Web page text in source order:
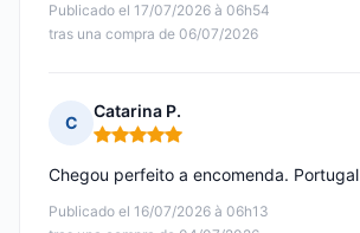
Publicado el 17/07/2026 à 06h54
tras una compra de 06/07/2026
C
Catarina P.
Nota: 5 de 5
Publicado el 16/07/2026 à 06h13
Chegou perfeito a encomenda. Portugal